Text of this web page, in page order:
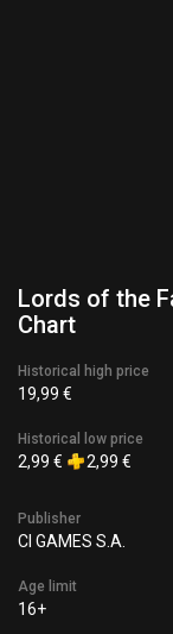
Lords of the
Chart
Historical high price
19,99 €
Historical low price
2,99 € 2,99 €
Publisher
CI GAMES S.A.
Age limit
16+